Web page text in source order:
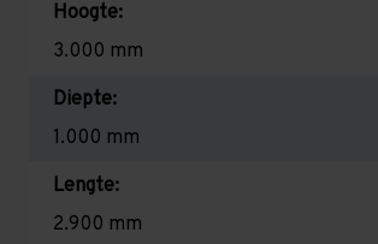
Hoogte:
3.000 mm
Diepte:
1.000 mm
Lengte:
2.900 mm